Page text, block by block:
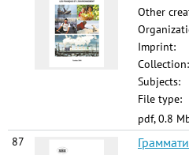
Other
Imprint:
Collection:
Subjects:
File type:
pdf, 0.8
87